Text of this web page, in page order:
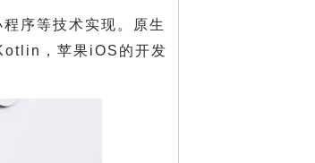
序等技术实现。原生
，苹果iOS的开发